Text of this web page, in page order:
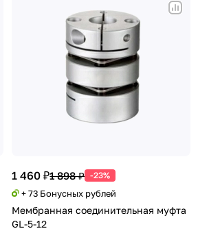
1 460 ₽1 898 ₽ -23%
+ 73 Бонусных рублей
Мембранная соединительная муфта
GL-5-12